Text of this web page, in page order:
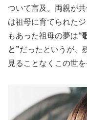
ついて言及。両親が
は祖母に育てられた
もあった祖母の夢は“
と”だったというが、
見ることなくこの世を